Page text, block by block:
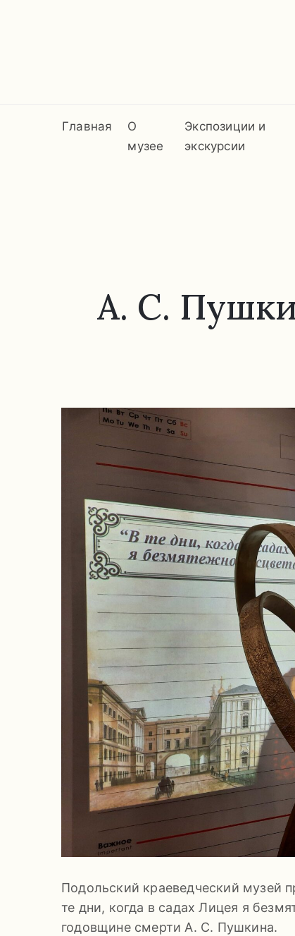
Главная
О
музее
Экспозиции и
экскурсии
А. С.
Подольский краеведческий музей
те дни, когда в садах Лицея я
годовщине смерти А. С. Пушкина.